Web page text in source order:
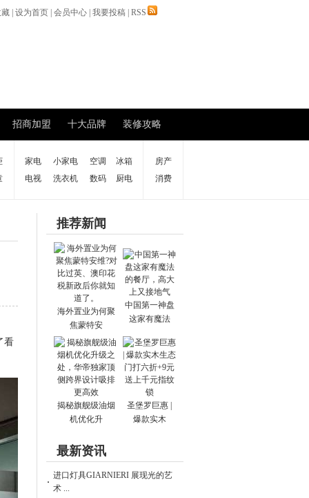
设为首页 会员中心 我要投稿 RSS
招商加盟 十大品牌 装修攻略
家电 小家电 空调
冰箱
电视
洗衣机 数码 厨电
房产
消费
看
推荐新闻
海外置业为何聚
焦蒙特安
中国第一神盘
这家有魔法
揭秘旗舰级油烟
机优化升
圣堡罗巨惠 |
爆款实木
最新资讯
进口灯具GIARNIERI 展现光的艺
术 ...